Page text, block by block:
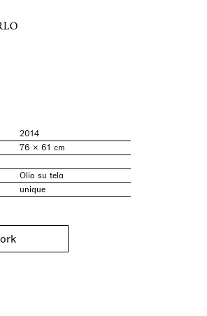
2014
76 × 61 cm
Olio su tela
unique